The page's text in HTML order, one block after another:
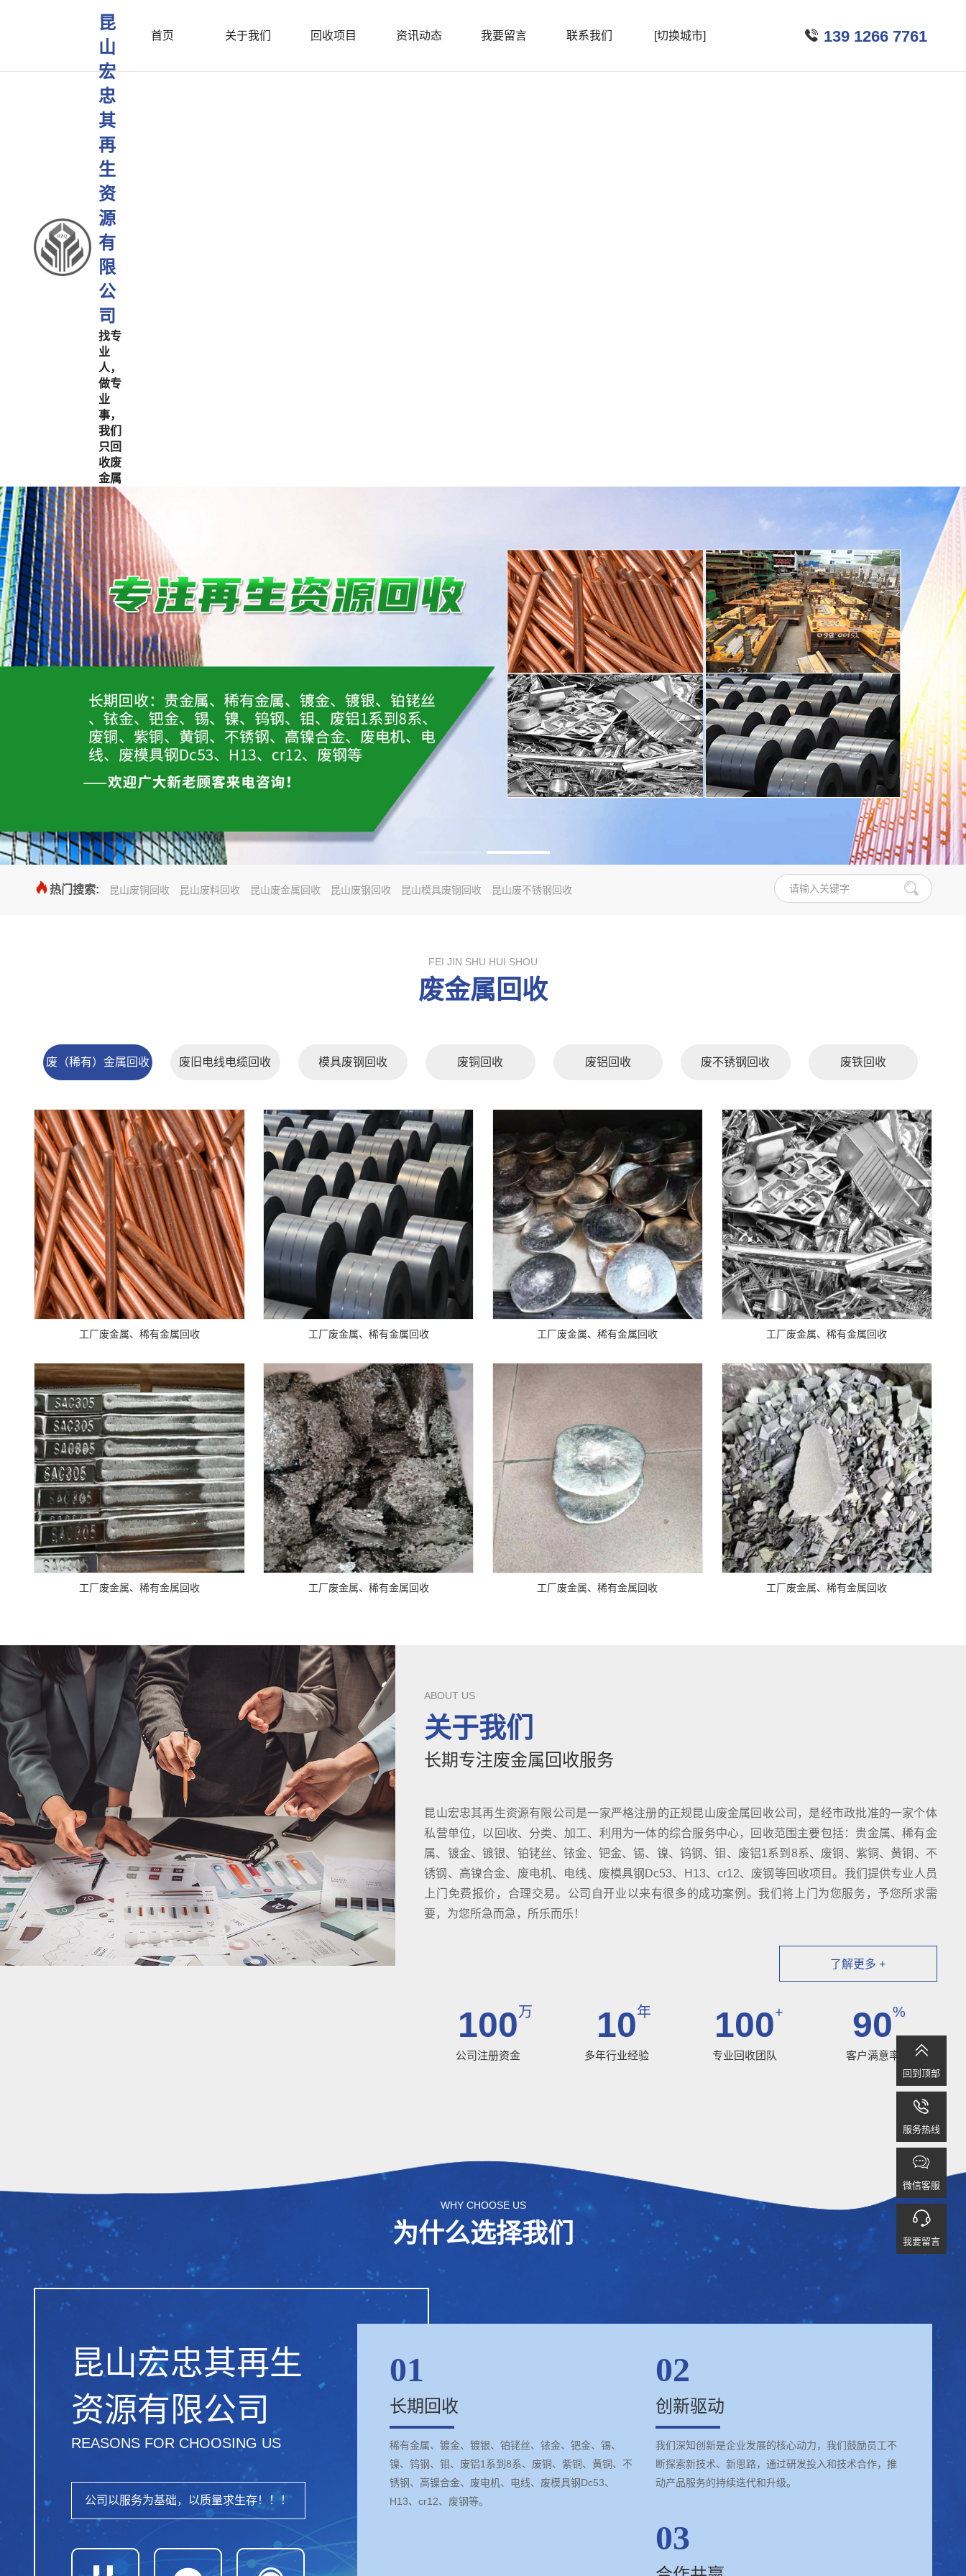
昆
山
宏
忠
其
再
生
资
源
有
限
公
司
找专
业
人，
做专
业
事，
我们
只回
收废
金属
首页 关于我们 回收项目 资讯动态 我要留言 联系我们 [切换城市]  139 1266 7761
热门搜索: 昆山废铜回收 昆山废料回收 昆山废金属回收 昆山废钢回收 昆山模具废钢回收 昆山废不锈钢回收
FEI JIN SHU HUI SHOU
废金属回收
废（稀有）金属回收 废旧电线电缆回收 模具废钢回收 废铜回收 废铝回收 废不锈钢回收 废铁回收
工厂废金属、稀有金属回收 工厂废金属、稀有金属回收 工厂废金属、稀有金属回收 工厂废金属、稀有金属回收
工厂废金属、稀有金属回收 工厂废金属、稀有金属回收 工厂废金属、稀有金属回收 工厂废金属、稀有金属回收
ABOUT US
关于我们
长期专注废金属回收服务
昆山宏忠其再生资源有限公司是一家严格注册的正规昆山废金属回收公司，是经市政批准的一家个体
私营单位，以回收、分类、加工、利用为一体的综合服务中心，回收范围主要包括：贵金属、稀有金
属、镀金、镀银、铂铑丝、铱金、钯金、锡、镍、钨钢、钼、废铝1系到8系、废铜、紫铜、黄铜、不
锈钢、高镍合金、废电机、电线、废模具钢Dc53、H13、cr12、废钢等回收项目。我们提供专业人员
上门免费报价，合理交易。公司自开业以来有很多的成功案例。我们将上门为您服务，予您所求需
要，为您所急而急，所乐而乐！
了解更多 +
100万
公司注册资金
10年
多年行业经验
100+
专业回收团队
90%
客户满意率
WHY CHOOSE US
为什么选择我们
昆山宏忠其再生
资源有限公司
REASONS FOR CHOOSING US
公司以服务为基础，以质量求生存！！！
01
长期回收
稀有金属、镀金、镀银、铂铑丝、铱金、钯金、锡、
镍、钨钢、钼、废铝1系到8系、废铜、紫铜、黄铜、不
锈钢、高镍合金、废电机、电线、废模具钢Dc53、
H13、cr12、废钢等。
02
创新驱动
我们深知创新是企业发展的核心动力，我们鼓励员工不
断探索新技术、新思路，通过研发投入和技术合作，推
动产品服务的持续迭代和升级。
03

回到顶部

服务热线

微信客服

我要留言